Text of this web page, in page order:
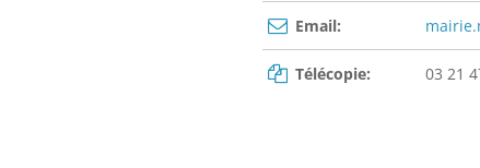
Email:
Télécopie: 03 21